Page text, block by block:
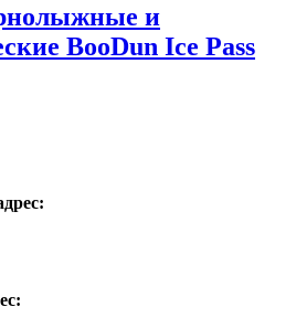
и
BooDun Ice Pass